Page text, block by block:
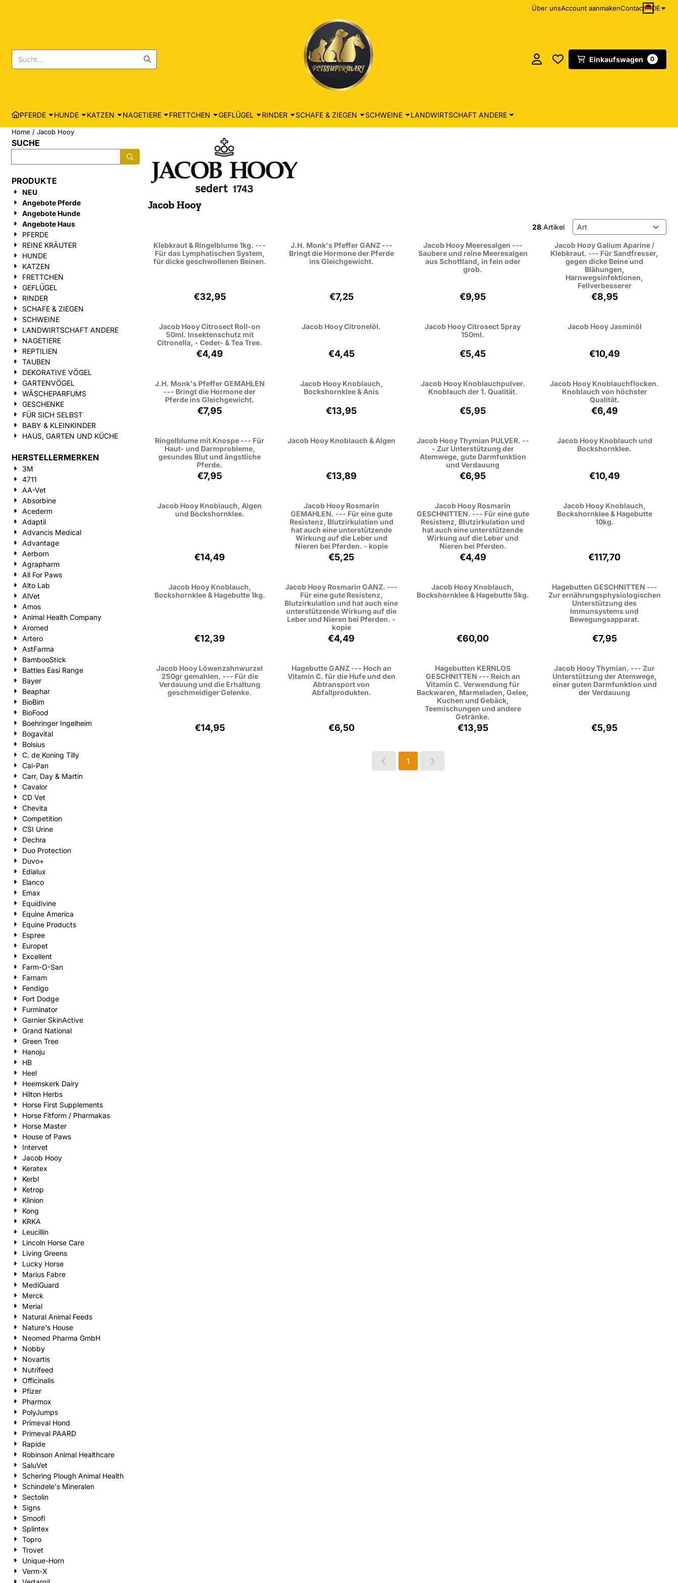
Über unsAccount aanmakenContact DE
Suche
Einkaufswagen 0
PFERDE HUNDE KATZEN NAGETIERE FRETTCHEN GEFLÜGEL RINDER SCHAFE & ZIEGEN SCHWEINE LANDWIRTSCHAFT ANDERE
Home / Jacob Hooy
SUCHE
PRODUKTE
NEU
Angebote Pferde
Angebote Hunde
Angebote Haus
PFERDE
REINE KRÄUTER
HUNDE
KATZEN
FRETTCHEN
GEFLÜGEL
RINDER
SCHAFE & ZIEGEN
SCHWEINE
LANDWIRTSCHAFT ANDERE
NAGETIERE
REPTILIEN
TAUBEN
DEKORATIVE VÖGEL
GARTENVÖGEL
WÄSCHEPARFUMS
GESCHENKE
FÜR SICH SELBST
BABY & KLEINKINDER
HAUS, GARTEN UND KÜCHE
HERSTELLERMERKEN
3M
4711
AA-Vet
Absorbine
Acederm
Adaptil
Advancis Medical
Advantage
Aerborn
Agrapharm
All For Paws
Alto Lab
AlVet
Amos
Animal Health Company
Aromed
Artero
AstFarma
BambooStick
Battles Easi Range
Bayer
Beaphar
BioBim
BioFood
Boehringer Ingelheim
Bogavital
Bolsius
C. de Koning Tilly
Cai-Pan
Carr, Day & Martin
Cavalor
CD Vet
Chevita
Competition
CSI Urine
Dechra
Duo Protection
Duvo+
Edialux
Elanco
Emax
Equidivine
Equine America
Equine Products
Espree
Europet
Excellent
Farm-O-San
Farnam
Fendigo
Fort Dodge
Furminator
Garnier SkinActive
Grand National
Green Tree
Hanoju
HB
Heel
Heemskerk Dairy
Hilton Herbs
Horse First Supplements
Horse Fitform / Pharmakas
Horse Master
House of Paws
Intervet
Jacob Hooy
Keratex
Kerbl
Ketrop
Klinion
Kong
KRKA
Leucillin
Lincoln Horse Care
Living Greens
Lucky Horse
Marius Fabre
MediGuard
Merck
Merial
Natural Animal Feeds
Nature's House
Neomed Pharma GmbH
Nobby
Novartis
Nutrifeed
Officinalis
Pfizer
Pharmox
PolyJumps
Primeval Hond
Primeval PAARD
Rapide
Robinson Animal Healthcare
SaluVet
Schering Plough Animal Health
Schindele's Mineralen
Sectolin
Signs
Smoofl
Splintex
Topro
Trovet
Unique-Horn
Verm-X
Jacob Hooy
28Artikel Sortiermethode
Klebkraut & Ringelblume 1kg. ---
Für das Lymphatischen System,
für dicke geschwollenen Beinen.
Preis: 32,95, ohne MwSt.: 30,23
€32,95
J.H. Monk's Pfeffer GANZ ---
Bringt die Hormone der Pferde
ins Gleichgewicht.
Preis: 7,25, ohne MwSt.: 6,65
€7,25
Jacob Hooy Meeresalgen ---
Saubere und reine Meeresalgen
aus Schottland, in fein oder
grob.
Preis: 9,95, ohne MwSt.: 9,13
€9,95
Jacob Hooy Galium Aparine /
Klebkraut. --- Für Sandfresser,
gegen dicke Beine und
Blähungen,
Harnwegsinfektionen,
Fellverbesserer
Preis: 8,95, ohne
€8,95
Jacob Hooy Citrosect Roll-on
50ml. Insektenschutz mit
Citronella, - Ceder- & Tea Tree.
Preis: 4,49, ohne MwSt.: 3,71
€4,49
Jacob Hooy Citronelöl.
Preis: 4,45, ohne MwSt.: 3,68
€4,45
Jacob Hooy Citrosect Spray
150ml.
Preis: 5,45, ohne MwSt.: 4,50
€5,45
Jacob Hooy Jasminöl
Preis: 10,49, ohne
€10,49
J.H. Monk's Pfeffer GEMAHLEN
--- Bringt die Hormone der
Pferde ins Gleichgewicht.
Preis: 7,95, ohne MwSt.: 7,29
€7,95
Jacob Hooy Knoblauch,
Bockshornklee & Anis
Preis: 13,95, ohne MwSt.: 12,80
€13,95
Jacob Hooy Knoblauchpulver.
Knoblauch der 1. Qualität.
Preis: 5,95, ohne MwSt.: 5,46
€5,95
Jacob Hooy Knoblauchflocken.
Knoblauch von höchster
Qualität.
Preis: 6,49, ohne
€6,49
Ringelblume mit Knospe --- Für
Haut- und Darmprobleme,
gesundes Blut und ängstliche
Pferde.
Preis: 7,95, ohne MwSt.: 7,29
€7,95
Jacob Hooy Knoblauch & Algen
Preis: 13,89, ohne MwSt.: 12,74
€13,89
Jacob Hooy Thymian PULVER. --
- Zur Unterstützung der
Atemwege, gute Darmfunktion
und Verdauung
Preis: 6,95, ohne MwSt.: 6,38
€6,95
Jacob Hooy Knoblauch und
Bockshornklee.
Preis: 10,49, ohne
€10,49
Jacob Hooy Knoblauch, Algen
und Bockshornklee.
Preis: 14,49, ohne MwSt.: 13,29
€14,49
Jacob Hooy Rosmarin
GEMAHLEN. --- Für eine gute
Resistenz, Blutzirkulation und
hat auch eine unterstützende
Wirkung auf die Leber und
Nieren bei Pferden. - kopie
Preis: 5,25, ohne MwSt.: 4,82
€5,25
Jacob Hooy Rosmarin
GESCHNITTEN. --- Für eine gute
Resistenz, Blutzirkulation und
hat auch eine unterstützende
Wirkung auf die Leber und
Nieren bei Pferden.
Preis: 4,49, ohne MwSt.: 4,12
€4,49
Jacob Hooy Knoblauch,
Bockshornklee & Hagebutte
10kg.
Preis: 117,70, ohne
€117,70
Jacob Hooy Knoblauch,
Bockshornklee & Hagebutte 1kg.
Preis: 12,39, ohne MwSt.: 11,37
€12,39
Jacob Hooy Rosmarin GANZ. ---
Für eine gute Resistenz,
Blutzirkulation und hat auch eine
unterstützende Wirkung auf die
Leber und Nieren bei Pferden. -
kopie
Preis: 4,49, ohne MwSt.: 4,12
€4,49
Jacob Hooy Knoblauch,
Bockshornklee & Hagebutte 5kg.
Preis: 60,00, ohne MwSt.: 55,05
€60,00
Hagebutten GESCHNITTEN ---
Zur ernährungsphysiologischen
Unterstützung des
Immunsystems und
Bewegungsapparat.
Preis: 7,95, ohne
€7,95
Jacob Hooy Löwenzahnwurzel
250gr gemahlen. --- Für die
Verdauung und die Erhaltung
geschmeidiger Gelenke.
Preis: 14,95, ohne MwSt.: 13,72
€14,95
Hagebutte GANZ --- Hoch an
Vitamin C. für die Hufe und den
Abtransport von
Abfallprodukten.
Preis: 6,50, ohne MwSt.: 5,96
€6,50
Hagebutten KERNLOS
GESCHNITTEN --- Reich an
Vitamin C. Verwendung für
Backwaren, Marmeladen, Gelee,
Kuchen und Gebäck,
Teemischungen und andere
Getränke.
Preis: 13,95, ohne MwSt.: 12,80
€13,95
Jacob Hooy Thymian. --- Zur
Unterstützung der Atemwege,
einer guten Darmfunktion und
der Verdauung
Preis: 5,95, ohne
€5,95
1